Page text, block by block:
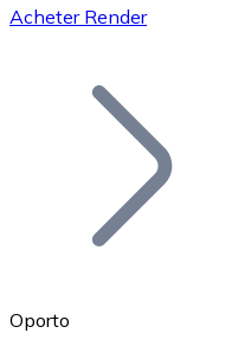
Bitcoin
Acheter Render
Oporto